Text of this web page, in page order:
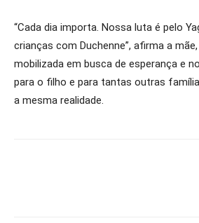
“Cada dia importa. Nossa luta é pelo
crianças com Duchenne”, afirma a
mobilizada em busca de esperança e
para o filho e para tantas outras
a mesma realidade.